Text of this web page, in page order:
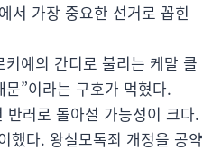
서 가장 중요한 선거로 꼽힌
예의 간디로 불리는 케말 클
”이라는 구호가 먹혔다.
러로 돌아설 가능성이 크다.
했다. 왕실모독죄 개정을 공약